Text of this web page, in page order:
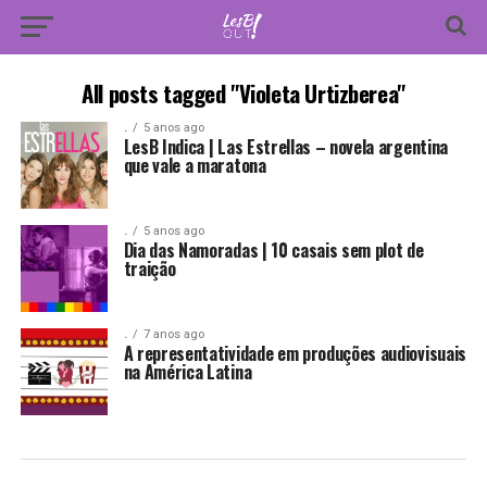
All posts tagged "Violeta Urtizberea"
. 5 anos ago
LesB Indica | Las Estrellas – novela argentina
que vale a maratona
. 5 anos ago
Dia das Namoradas | 10 casais sem plot de
traição
. 7 anos ago
A representatividade em produções audiovisuais
na América Latina